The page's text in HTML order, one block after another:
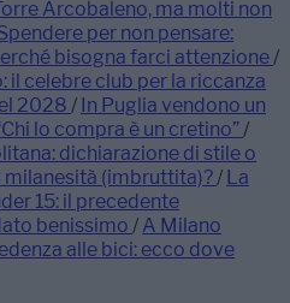
Arcobaleno, ma molti non
per non pensare:
bisogna farci attenzione/
il celebre club per la riccanza
2028/ In Puglia vendono un
lo compra è un cretino”/
dichiarazione di stile o
milanesità (imbruttita)?/ La
15: il precedente
benissimo / A Milano
alle bici: ecco dove